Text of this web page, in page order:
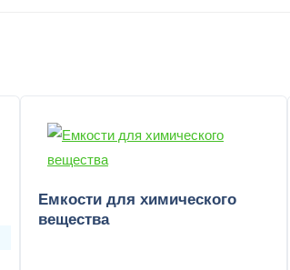
Емкости для химического
вещества